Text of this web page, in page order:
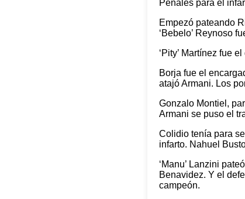
Penales para el
Empezó pateando
‘Bebelo’ Reynoso
‘Pity’ Martínez fue
Borja fue el
atajó Armani. Los
Gonzalo Montiel,
Armani se puso el
Colidio tenía para
infarto. Nahuel
‘Manu’ Lanzini
Benavidez. Y el
campeón.